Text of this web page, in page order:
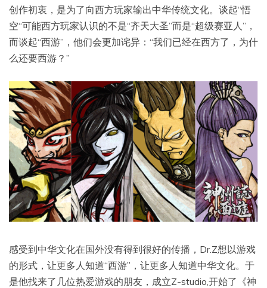
创作初衷，是为了向西方玩家输出中华传统文化。谈起“悟
空“可能西方玩家认识的不是“齐天大圣”而是“超级赛亚人”，
而谈起“西游”，他们会更加诧异：“我们已经在西方了，为什
么还要西游？”
感受到中华文化在国外没有得到很好的传播，Dr.Z想以游戏
的形式，让更多人知道“西游”，让更多人知道中华文化。于
是他找来了几位热爱游戏的朋友，成立Z-studio,开始了《神